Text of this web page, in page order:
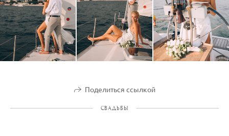
Поделиться ссылкой
СВАДЬБЫ